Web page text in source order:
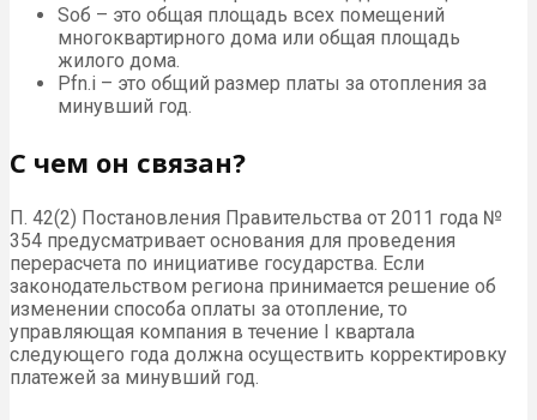
Sоб – это общая площадь всех помещений
многоквартирного дома или общая площадь
жилого дома.
Pfn.i – это общий размер платы за отопления за
минувший год.
С чем он связан?
П. 42(2) Постановления Правительства от 2011 года №
354 предусматривает основания для проведения
перерасчета по инициативе государства. Если
законодательством региона принимается решение об
изменении способа оплаты за отопление, то
управляющая компания в течение I квартала
следующего года должна осуществить корректировку
платежей за минувший год.